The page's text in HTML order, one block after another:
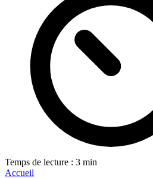
Temps de lecture : 3 min
Accueil